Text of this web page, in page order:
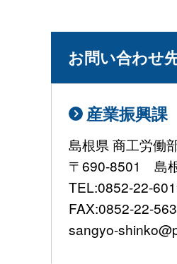
お問い合わせ
産業振興課
島根県 商工労働
〒690-8501 島
TEL:0852-22-
FAX:0852-22-
sangyo-